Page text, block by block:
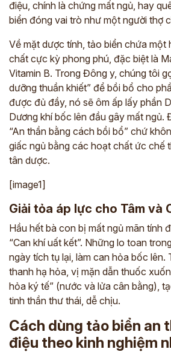
điệu, chính là chứng mất ngủ, hay
biển đóng vai trò như một người thợ
Về mặt dược tính, tảo biển chứa một
chất cực kỳ phong phú, đặc biệt là
Vitamin B. Trong Đông y, chúng tôi
dưỡng thuần khiết” để bồi bổ cho
được đủ đầy, nó sẽ ôm ấp lấy phần
Dương khí bốc lên đầu gây mất ngủ.
“An thần bằng cách bồi bổ” chứ
giấc ngủ bằng các hoạt chất ức chế
tân dược.
[image1]
Giải tỏa áp lực cho Tâm và
Hầu hết bà con bị mất ngủ mãn tính
“Can khí uất kết”. Những lo toan
ngày tích tụ lại, làm can hỏa bốc lên.
thanh hạ hỏa, vị mặn dẫn thuốc
hỏa ký tế” (nước và lửa cân bằng),
tinh thần thư thái, dễ chịu.
Cách dùng tảo biển an
điệu theo kinh nghiệm